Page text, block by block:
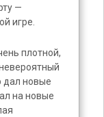
—
игре.
плотной,
дал новые
на новые